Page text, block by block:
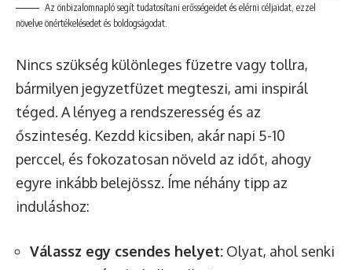
Az önbizalomnapló segít tudatosítani erősségeidet és elérni céljaidat, ezzel
növelve önértékelésedet és boldogságodat.
Nincs szükség különleges füzetre vagy tollra,
bármilyen jegyzetfüzet megteszi, ami inspirál
téged. A lényeg a rendszeresség és az
őszinteség. Kezdd kicsiben, akár napi 5-10
perccel, és fokozatosan növeld az időt, ahogy
egyre inkább belejössz. Íme néhány tipp az
induláshoz:
Válassz egy csendes helyet: Olyat, ahol senki